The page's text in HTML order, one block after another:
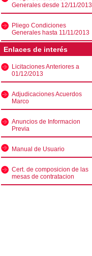
Generales desde 12/11/2013
Pliego Condiciones
Generales hasta 11/11/2013
Enlaces de interés
Licitaciones Anteriores a
01/12/2013
Adjudicaciones Acuerdos
Marco
Anuncios de Informacion
Previa
Manual de Usuario
Cert. de composicion de las
mesas de contratacion